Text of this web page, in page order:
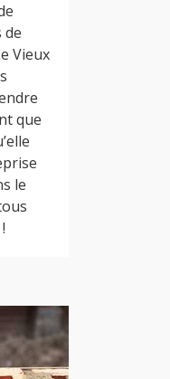
de
Vieux
que
le